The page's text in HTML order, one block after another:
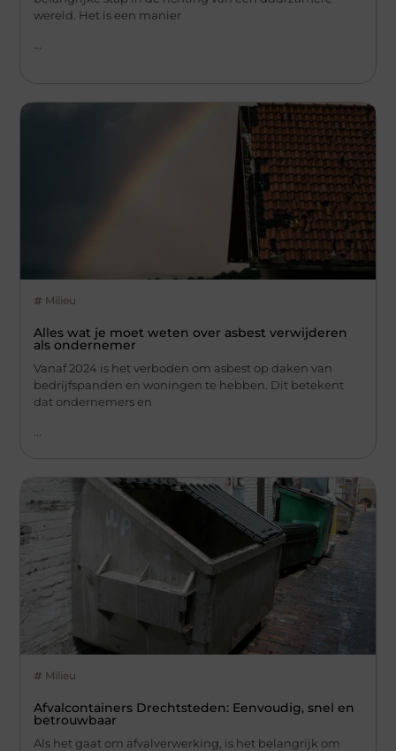
wereld. Het is een manier
...
Milieu
Alles wat je moet weten over asbest verwijderen
als ondernemer
Vanaf 2024 is het verboden om asbest op daken van
bedrijfspanden en woningen te hebben. Dit betekent
dat ondernemers en
Milieu
Afvalcontainers Drechtsteden: Eenvoudig, snel en
betrouwbaar
Als het gaat om afvalverwerking, is het belangrijk om